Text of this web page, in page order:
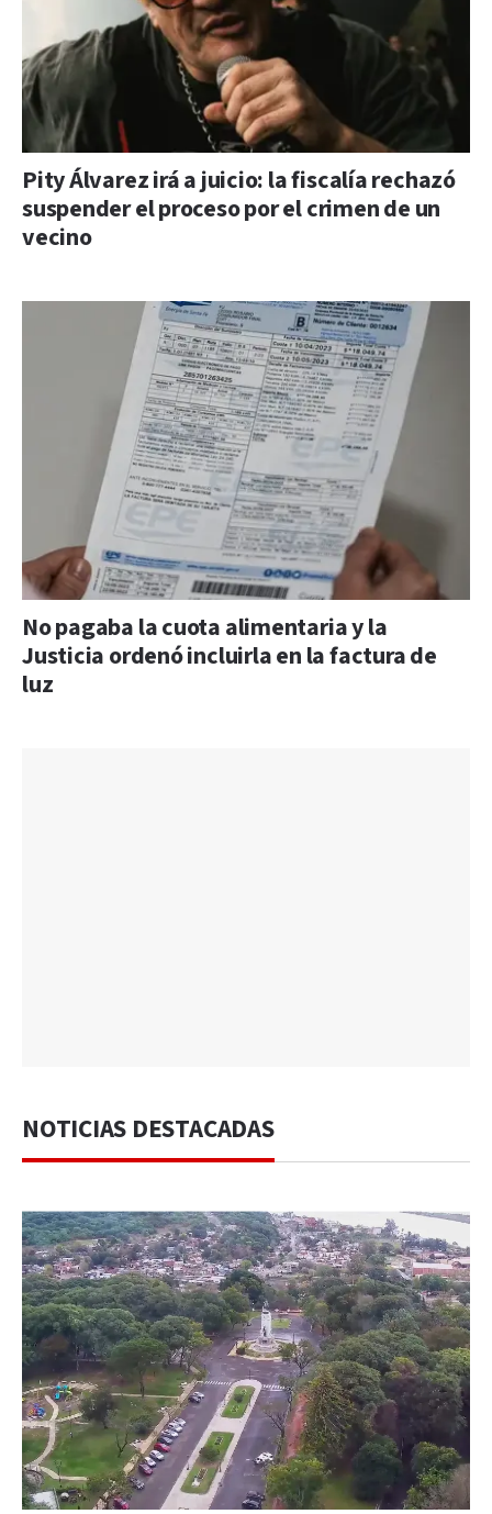
Pity Álvarez irá a juicio: la fiscalía rechazó
suspender el proceso por el crimen de un
vecino
No pagaba la cuota alimentaria y la
Justicia ordenó incluirla en la factura de
luz
NOTICIAS DESTACADAS